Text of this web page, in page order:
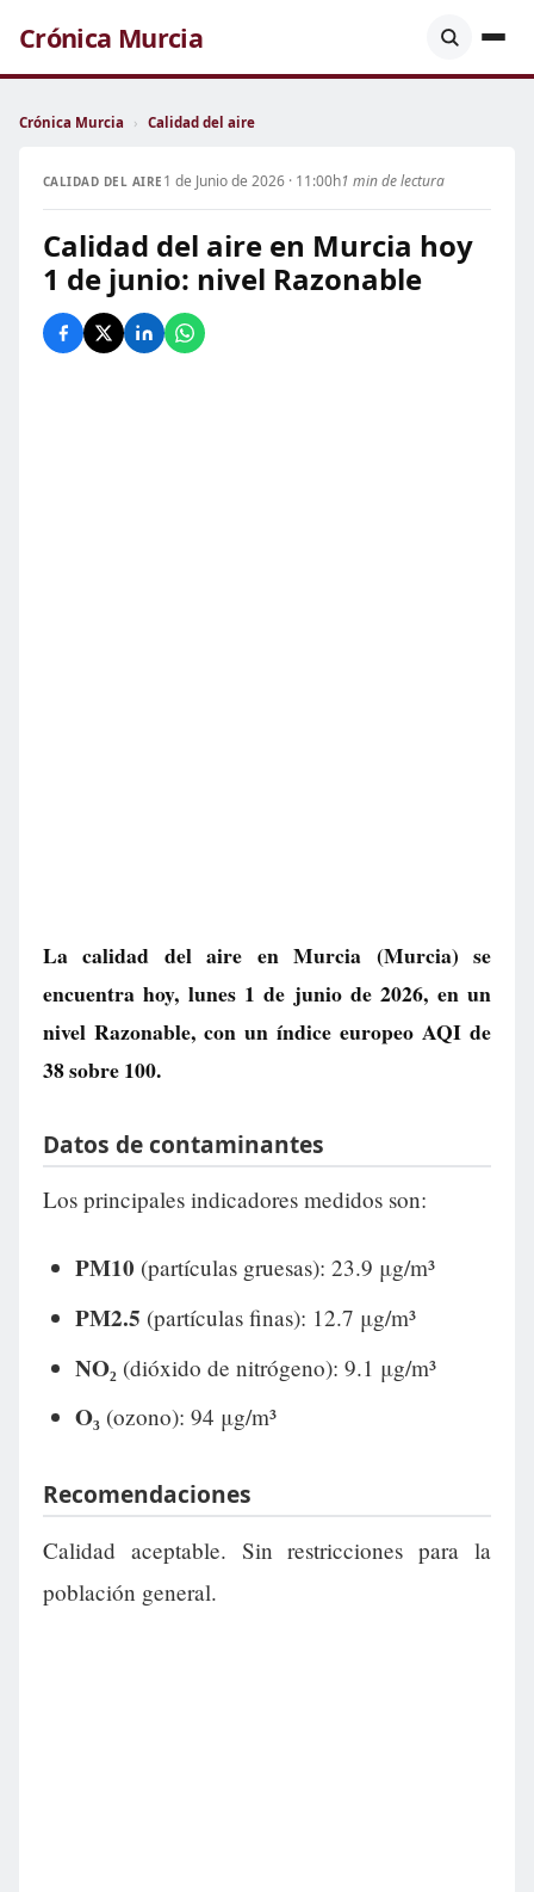
Crónica Murcia
Crónica Murcia › Calidad del aire
CALIDAD DEL AIRE 1 de Junio de 2026 · 11:00h1 min de lectura
Calidad del aire en Murcia hoy
1 de junio: nivel Razonable
La calidad del aire enMurcia (Murcia) se
encuentra hoy, lunes 1 de junio de 2026, en un
nivel Razonable, con un índice europeo AQI de
38sobre 100.
Datos de contaminantes
Los principales indicadores medidos son:
PM10 (partículas gruesas): 23.9 μg/m³
PM2.5 (partículas finas): 12.7 μg/m³
NO₂ (dióxido de nitrógeno): 9.1 μg/m³
O₃ (ozono): 94 μg/m³
Recomendaciones
Calidad aceptable. Sin restricciones para la
población general.